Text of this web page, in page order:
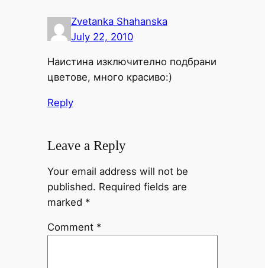
Zvetanka Shahanska
July 22, 2010
Наистина изключително подбрани
цветове, много красиво:)
Reply
Leave a Reply
Your email address will not be
published. Required fields are
marked *
Comment *